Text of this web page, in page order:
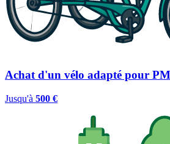
Achat d'un vélo adapté pour
Jusqu'à 500 €